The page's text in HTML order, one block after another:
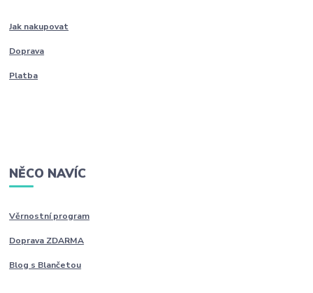
Jak nakupovat
Doprava
Platba
NĚCO NAVÍC
Věrnostní program
Doprava ZDARMA
Blog s Blančetou